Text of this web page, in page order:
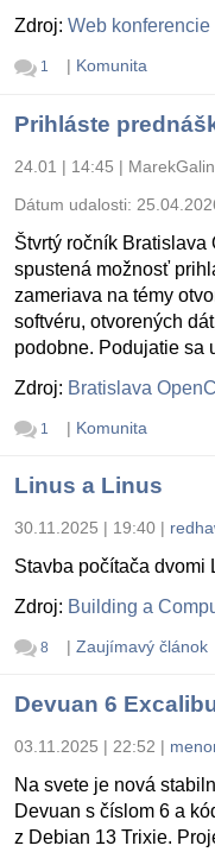
Zdroj: Web konferencie
1 | Komunita
Prihláste
24.01 | 14:45 |
Dátum udalosti:
Štvrtý ročník Bratislava
spustená možnosť
zameriava na témy
softvéru, otvorených
podobne. Podujatie sa
Zdroj: Bratislava
1 | Komunita
Linus a Linus
30.11.2025 | 19:40 |
Stavba počítača dvomi
Zdroj: Building a
8 | Zaujímavý článok
Devuan 6
03.11.2025 | 22:52 |
Na svete je nová
Devuan s číslom 6 a
z Debian 13 Trixie.